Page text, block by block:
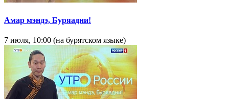
Амар мэндэ, Буряадни!
7 июля, 10:00 (на бурятском языке)